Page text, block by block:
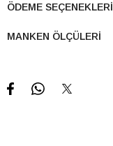
ÖDEME SEÇENEKLERI
MANKEN ÖLÇÜLERI